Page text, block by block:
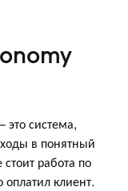
система,
в понятный
работа по
оплатил клиент.